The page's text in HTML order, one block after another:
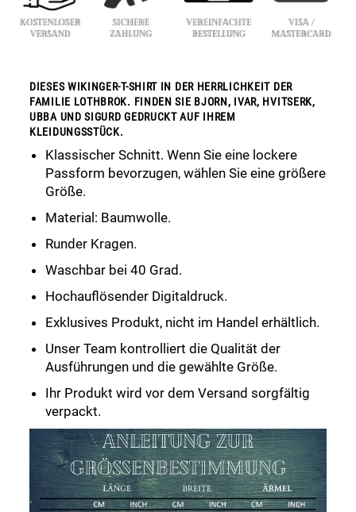
DIESES WIKINGER-T-SHIRT IN DER HERRLICHKEIT DER
FAMILIE LOTHBROK. FINDEN SIE BJORN, IVAR, HVITSERK,
UBBA UND SIGURD GEDRUCKT AUF IHREM
KLEIDUNGSSTÜCK.
Klassischer Schnitt. Wenn Sie eine lockere
Passform bevorzugen, wählen Sie eine größere
Größe.
Material: Baumwolle.
Runder Kragen.
Waschbar bei 40 Grad.
Hochauflösender Digitaldruck.
Exklusives Produkt, nicht im Handel erhältlich.
Unser Team kontrolliert die Qualität der
Ausführungen und die gewählte Größe.
Ihr Produkt wird vor dem Versand sorgfältig
verpackt.